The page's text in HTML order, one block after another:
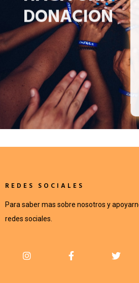
DONACION
REDES SOCIALES
Para saber mas sobre nosotros y
redes sociales.